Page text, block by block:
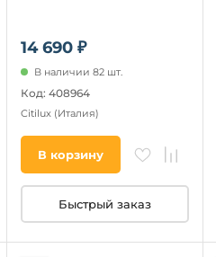
14 690 ₽
В наличии 82 шт.
Код: 408964
Citilux (Италия)
В корзину
Быстрый заказ